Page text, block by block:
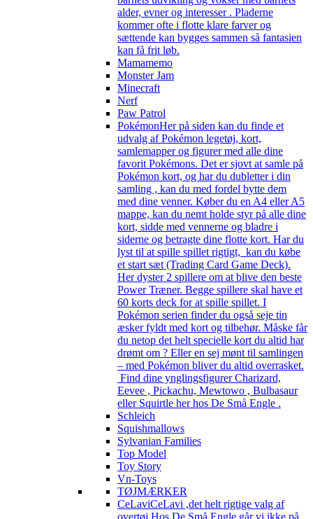
alder, evner og interesser . Pladerne
kommer ofte i flotte klare farver og
sættende kan bygges sammen så fantasien
kan få frit løb.
Mamamemo
Monster Jam
Minecraft
Nerf
Paw Patrol
PokémonHer på siden kan du finde et
udvalg af Pokémon legetøj, kort,
samlemapper og figurer med alle dine
favorit Pokémons. Det er sjovt at samle på
Pokémon kort, og har du dubletter i din
samling , kan du med fordel bytte dem
med dine venner. Køber du en A4 eller A5
mappe, kan du nemt holde styr på alle dine
kort, sidde med vennerne og bladre i
siderne og betragte dine flotte kort. Har du
lyst til at spille spillet rigtigt, kan du købe
et start sæt (Trading Card Game Deck).
Her dyster 2 spillere om at blive den beste
Power Træner. Begge spillere skal have et
60 korts deck for at spille spillet. I
Pokémon serien finder du også seje tin
æsker fyldt med kort og tilbehør. Måske får
du netop det helt specielle kort du altid har
drømt om ? Eller en sej mønt til samlingen
– med Pokémon bliver du altid overrasket.
Find dine ynglingsfigurer Charizard,
Eevee , Pickachu, Mewtowo , Bulbasaur
eller Squirtle her hos De Små Engle .
Schleich
Squishmallows
Sylvanian Families
Top Model
Toy Story
Vn-Toys
TØJMÆRKER
CeLaviCeLavi ,det helt rigtige valg af
overtøj Hos De Små Engle går vi ikke på